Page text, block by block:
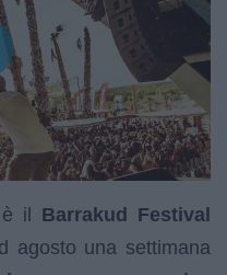
il Barrakud Festival
agosto una settimana